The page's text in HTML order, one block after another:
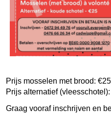
Prijs mosselen met brood: €25
Prijs alternatief
Graag vooraf inschrijven en